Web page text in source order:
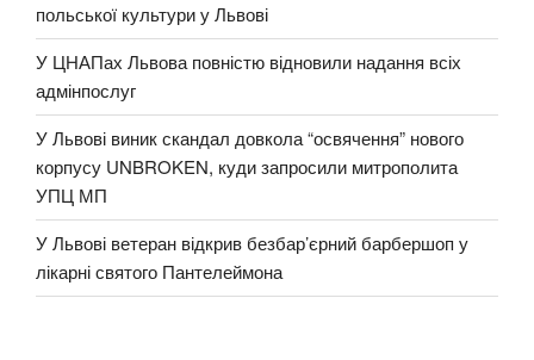
польської культури у Львові
У ЦНАПах Львова повністю відновили надання всіх
адмінпослуг
У Львові виник скандал довкола “освячення” нового
корпусу UNBROKEN, куди запросили митрополита
УПЦ МП
У Львові ветеран відкрив безбар’єрний барбершоп у
лікарні святого Пантелеймона